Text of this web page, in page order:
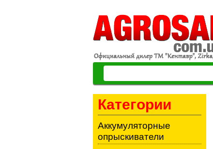
Категории
Аккумуляторные
опрыскиватели